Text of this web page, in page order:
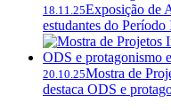
18.11.25Exposição de
estudantes do Período
20.10.25Mostra de
destaca ODS e